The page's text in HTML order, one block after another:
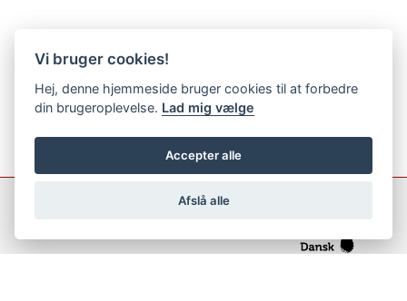
Vi bruger cookies!
Hej, denne hjemmeside bruger cookies til at forbedre
din brugeroplevelse. Lad mig vælge
Accepter alle
Afslå alle